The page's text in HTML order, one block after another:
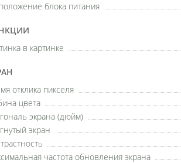
блока питания
в картинке
отклика пикселя
цвета
экрана (дюйм)
экран
частота обновления экрана